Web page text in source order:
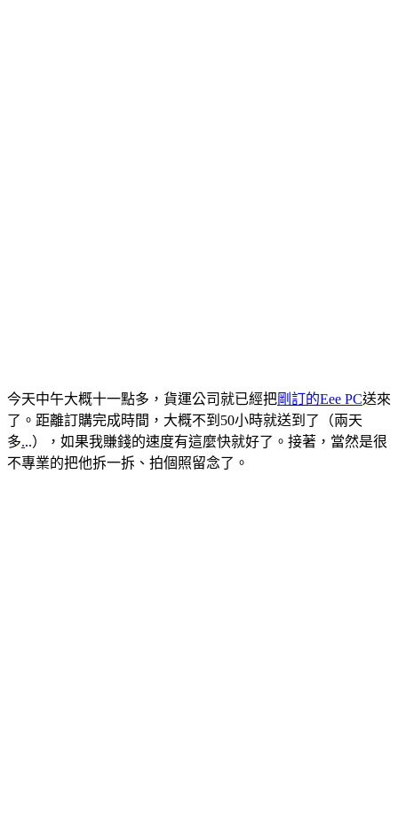
今天中午大概十一點多，貨運公司就已經把剛訂的Eee PC送來
了。距離訂購完成時間，大概不到50小時就送到了（兩天
多...），如果我賺錢的速度有這麼快就好了。接著，當然是很
不專業的把他拆一拆、拍個照留念了。